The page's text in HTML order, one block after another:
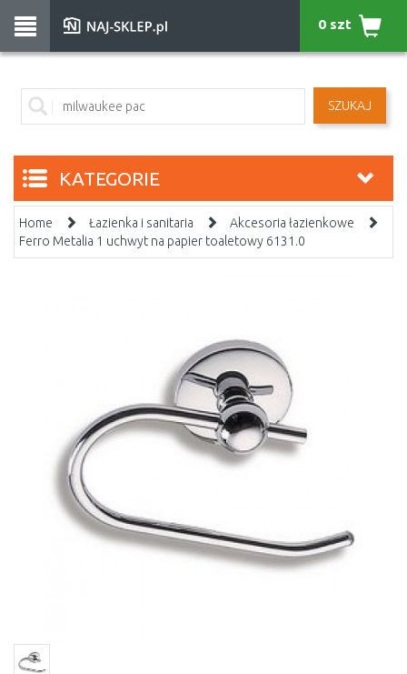
SZUKAJ
0 szt
KATEGORIE
Home Łazienka i sanitaria
Akcesoria łazienkowe
Ferro Metalia 1 uchwyt na papier toaletowy 6131.0